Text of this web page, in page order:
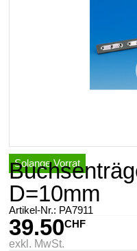
Solange Vorrat
D=10mm
Artikel-Nr.: PA7911
39.50CHF
exkl. MwSt.